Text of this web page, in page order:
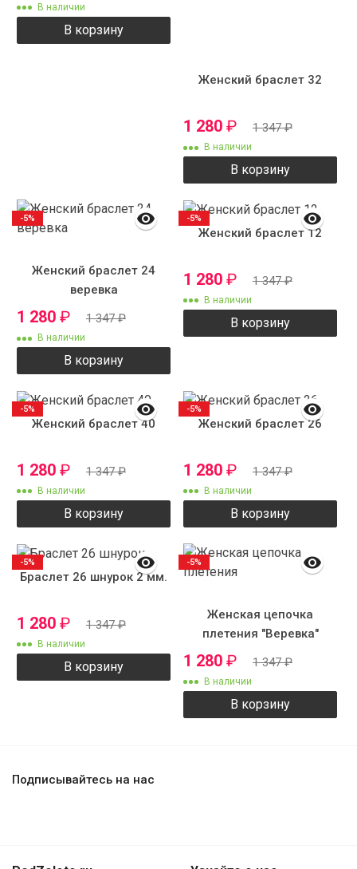
В наличии
В корзину
Женский браслет 32
1 280 ₽ 1 347₽
В наличии
В корзину
Женский браслет 24
веревка
1 280 ₽ 1 347₽
В наличии
В корзину
-5%
Женский браслет 12
1 280 ₽ 1 347₽
В наличии
В корзину
-5%
Женский браслет 40
1 280 ₽ 1 347₽
В наличии
В корзину
-5%
Женский браслет 26
1 280 ₽ 1 347₽
В наличии
В корзину
-5%
Браслет 26 шнурок 2 мм.
1 280 ₽ 1 347₽
В наличии
В корзину
-5%
Женская цепочка
плетения "Веревка"
1 280 ₽ 1 347₽
В наличии
В корзину
-5%
Подписывайтесь на нас